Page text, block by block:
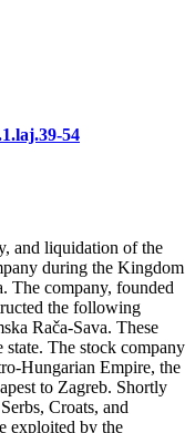
54
and liquidation of the
during the Kingdom
The company, founded
the following
Rača-Sava. These
The stock company
Hungarian Empire, the
to Zagreb. Shortly
Croats, and
exploited by the